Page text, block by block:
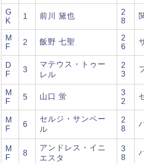
G
K
1 前川 黛也
2
8
M
F
2 飯野 七聖
2
6
D
F
3
マテウス・トゥー
レル
2
3
M
F
5 山口 蛍
3
2
M
F
6
セルジ・サンペー
ル
2
8
M
F
8
アンドレス・イニ
エスタ
3
8